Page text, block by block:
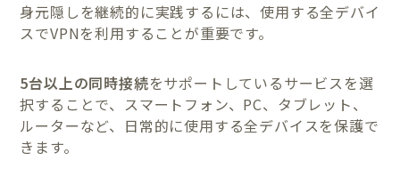
身元隠しを継続的に実践するには、使用する全デバイ
スでVPNを利用することが重要です。
5台以上の同時接続をサポートしているサービスを選
択することで、スマートフォン、PC、タブレット、
ルーターなど、日常的に使用する全デバイスを保護で
きます。